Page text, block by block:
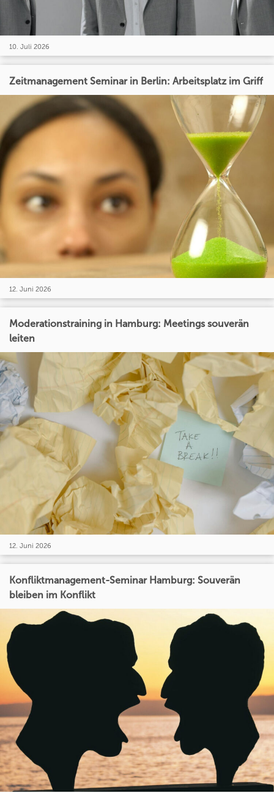
10. Juli 2026
Zeitmanagement Seminar in Berlin: Arbeitsplatz im Griff
12. Juni 2026
Moderationstraining in Hamburg: Meetings souverän
leiten
12. Juni 2026
Konfliktmanagement-Seminar Hamburg: Souverän
bleiben im Konflikt